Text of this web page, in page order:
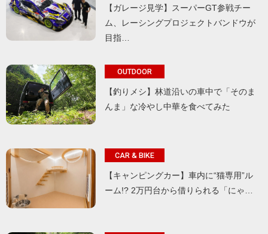
【ガレージ見学】スーパーGT参戦チー
ム、レーシングプロジェクトバンドウが
目指…
OUTDOOR
【釣りメシ】林道沿いの車中で「そのま
んま」な冷やし中華を食べてみた
CAR & BIKE
【キャンピングカー】車内に“猫専用”ル
ーム!? 2万円台から借りられる「にゃ…